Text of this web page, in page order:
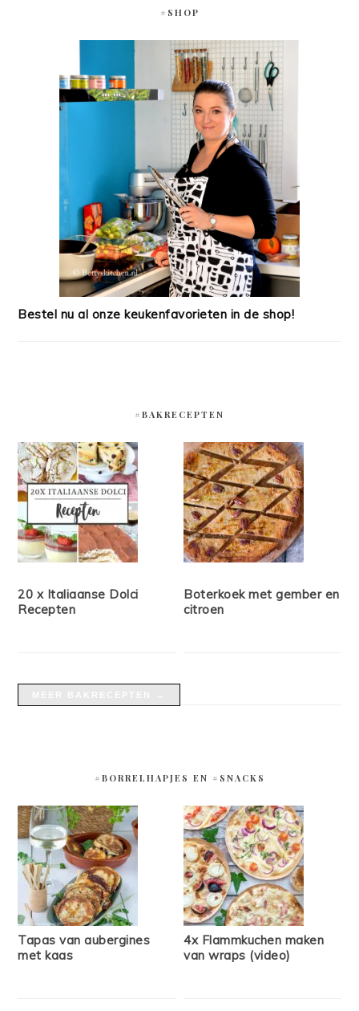
#SHOP
Bestel nu al onze keukenfavorieten in de shop!
#BAKRECEPTEN
20 x Italiaanse Dolci
Recepten
Boterkoek met gember en
citroen
#BORRELHAPJES EN #SNACKS
Tapas van aubergines
met kaas
4x Flammkuchen maken
van wraps (video)